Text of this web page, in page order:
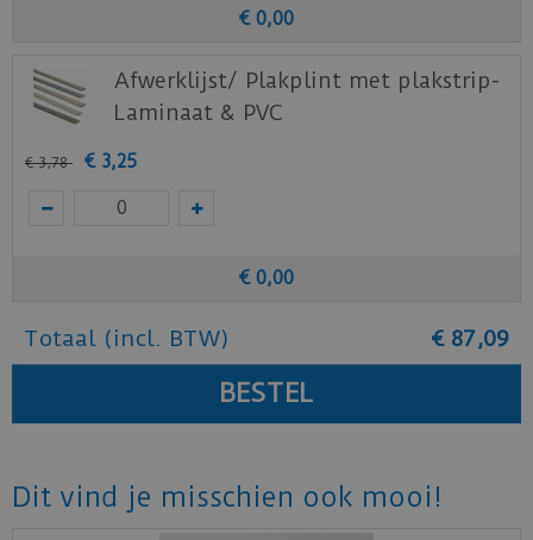
€ 0,00
Afwerklijst/ Plakplint met plakstrip-
Laminaat & PVC
€ 3,78 € 3,25
€ 0,00
Totaal (incl. BTW) € 87,09
Dit vind je misschien ook mooi!